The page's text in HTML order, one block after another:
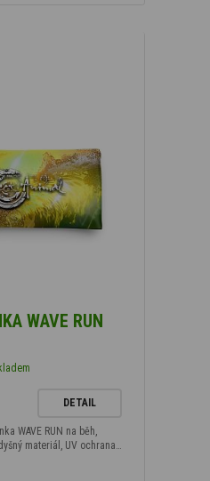
WAVE RUN
DETAIL
WAVE RUN na běh,
materiál, UV ochrana…